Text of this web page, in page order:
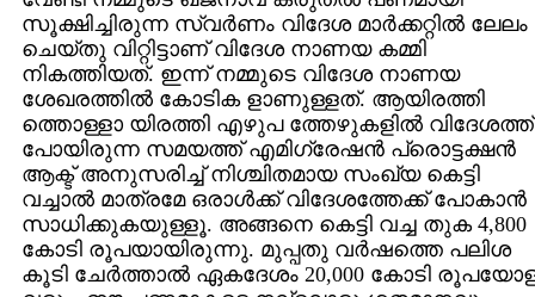
സൂക്ഷിച്ചിരുന്ന സ്വര്‍ണം വിദേശ മാര്‍ക്കറ്റില്‍ ലേലം
ചെയ്തു വിറ്റിട്ടാണ് വിദേശ നാണയ കമ്മി
നികത്തിയത്. ഇന്ന് നമ്മുടെ വിദേശ നാണയ
ശേഖരത്തില്‍ കോടിക ളാണുള്ളത്. ആയിരത്തി
ത്തൊള്ളാ യിരത്തി എഴുപ ത്തേഴുകളില്‍ വിദേശത്ത്
പോയിരുന്ന സമയത്ത് എമിഗ്രേഷന്‍ പ്രൊട്ടക്ഷന്‍
ആക്ട് അനുസരിച്ച് നിശ്ചിതമായ സംഖ്യ കെട്ടി
വച്ചാല്‍ മാത്രമേ ഒരാള്‍ക്ക് വിദേശത്തേക്ക് പോകാന്‍
സാധിക്കുകയുള്ളൂ. അങ്ങനെ കെട്ടി വച്ച തുക 4,800
കോടി രൂപയായിരുന്നു. മുപ്പതു വര്‍ഷത്തെ പലിശ
കൂടി ചേര്‍ത്താല്‍ ഏകദേശം 20,000 കോടി